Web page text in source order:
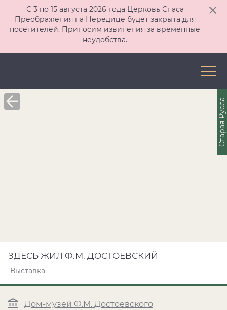
С 3 по 15 августа 2026 года Церковь Спаса
Преображения на Нередице будет закрыта для
посетителей. Приносим извинения за временные
неудобства.
ЗДЕСЬ ЖИЛ Ф.М. ДОСТОЕВСКИЙ
Выставка
Дом-музей Ф.М. Достоевского
Старая Русса